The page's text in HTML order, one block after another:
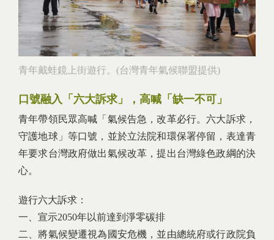
青年戴蛙鏡上街遊行。(台灣青年氣候聯盟提供)
口號融入「六大訴求」，高喊「缺一不可」
青年帶領民眾高喊「氣候告急，改革必行。六大訴求，
守護地球」等口號，並於立法院和環保署停留，表達青
年要求台灣政府做出氣候改革，提出台灣綠色政綱的決
心。
遊行六大訴求：
一、宣示2050年以前達到淨零碳排
二、將氣候變遷視為國安危機，並由總統府或行政院負